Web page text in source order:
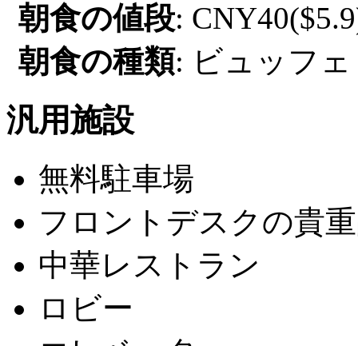
朝食の値段:
朝食の種類: ビュッフェ
汎用施設
無料駐車場
フロントデスクの貴
中華レストラン
ロビー